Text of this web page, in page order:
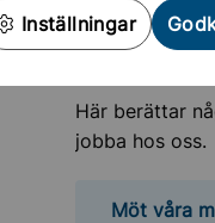
Inställningar
Här berättar
jobba hos oss.
Möt våra